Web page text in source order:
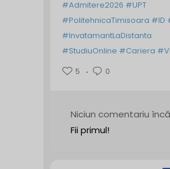
#Admitere2026 #UPT
#PolitehnicaTimisoara #ID
#InvatamantLaDistanta
#StudiuOnline #Cariera
5
0
Niciun comentariu
Fii primul!